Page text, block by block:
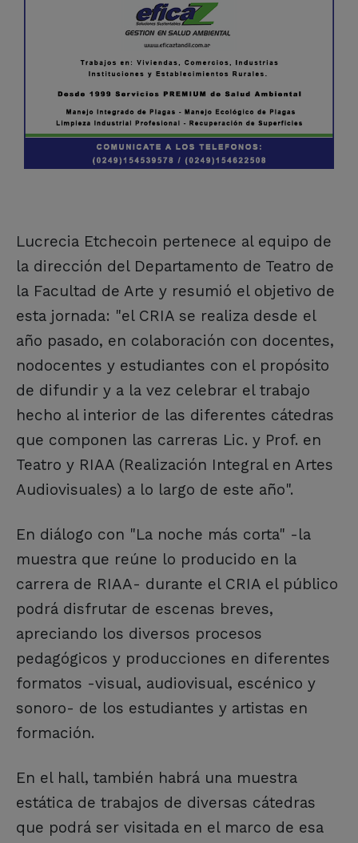
Lucrecia Etchecoin pertenece al equipo de
la dirección del Departamento de Teatro de
la Facultad de Arte y resumió el objetivo de
esta jornada: "el CRIA se realiza desde el
año pasado, en colaboración con docentes,
nodocentes y estudiantes con el propósito
de difundir y a la vez celebrar el trabajo
hecho al interior de las diferentes cátedras
que componen las carreras Lic. y Prof. en
Teatro y RIAA (Realización Integral en Artes
Audiovisuales) a lo largo de este año".
En diálogo con "La noche más corta" -la
muestra que reúne lo producido en la
carrera de RIAA- durante el CRIA el público
podrá disfrutar de escenas breves,
apreciando los diversos procesos
pedagógicos y producciones en diferentes
formatos -visual, audiovisual, escénico y
sonoro- de los estudiantes y artistas en
formación.
En el hall, también habrá una muestra
estática de trabajos de diversas cátedras
que podrá ser visitada en el marco de esa